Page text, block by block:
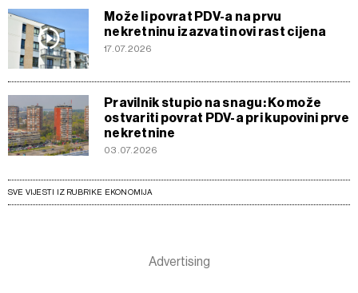
Može li povrat PDV-a na prvu
nekretninu izazvati novi rast cijena
17.07.2026
Pravilnik stupio na snagu: Ko može
ostvariti povrat PDV-a pri kupovini prve
nekretnine
03.07.2026
SVE VIJESTI IZ RUBRIKE EKONOMIJA